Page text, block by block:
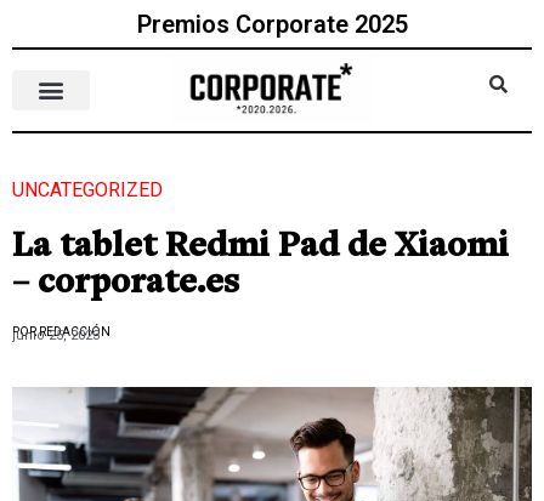
Premios Corporate 2025
UNCATEGORIZED
La tablet Redmi Pad de Xiaomi
– corporate.es
POR REDACCIÓN
junio 25, 2023